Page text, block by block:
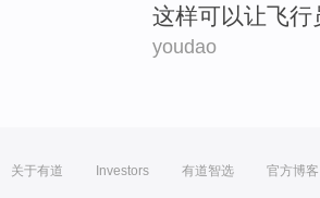
这样可以让飞行
youdao
关于有道 Investors 有道智选 官方博客